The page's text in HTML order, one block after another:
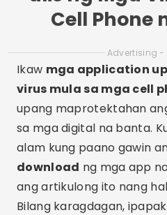
Cell Phone
Advertising -
Ikaw mga application
virus mula sa mga cell
upang maprotektahan
sa mga digital na banta.
alam kung paano gawin
download ng mga app
ang artikulong ito nang
Bilang karagdagan,